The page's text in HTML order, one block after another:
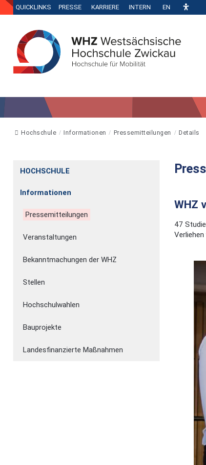
QUICKLINKS PRESSE KARRIERE INTERN EN
Hochschule Informationen Pressemitteilungen Details
HOCHSCHULE
Informationen
Pressemitteilungen
Veranstaltungen
Bekanntmachungen der WHZ
Stellen
Hochschulwahlen
Bauprojekte
Landesfinanzierte Maßnahmen
WHZ
47